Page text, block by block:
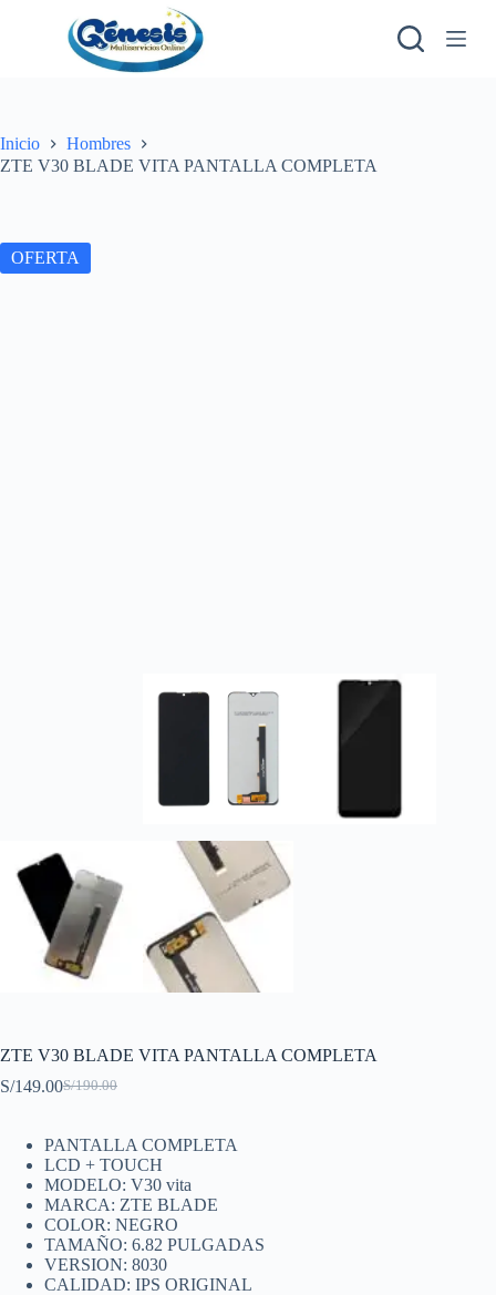
a
l
t
e
n
Inicio
Hombres
ZTE V30 BLADE VITA PANTALLA COMPLETA
OFERTA
ZTE V30 BLADE VITA PANTALLA COMPLETA
S/190.00
Original
S/190.00.
S/149.00Current
S/149.00.
PANTALLA COMPLETA
LCD + TOUCH
MODELO: V30 vita
MARCA: ZTE BLADE
COLOR: NEGRO
TAMAÑO: 6.82 PULGADAS
VERSION: 8030
CALIDAD: IPS ORIGINAL